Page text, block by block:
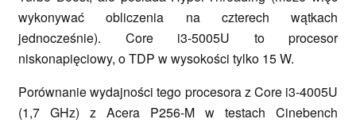
wykonywać obliczenia na czterech wątkach
jednocześnie). Core i3-5005U to procesor
niskonapięciowy, o TDP w wysokości tylko 15 W.
Porównanie wydajności tego procesora z Core i3-4005U
(1,7 GHz) z Acera P256-M w testach Cinebench